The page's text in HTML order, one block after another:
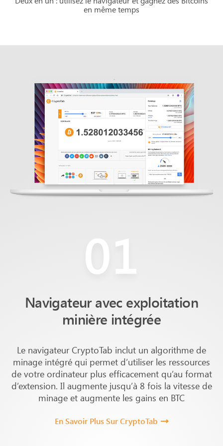
en même temps
01
Navigateur avec exploitation
minière intégrée
Le navigateur CryptoTab inclut un algorithme de
minage intégré qui permet d’utiliser les ressources
de votre ordinateur plus efficacement qu’au format
d’extension. Il augmente jusqu’à 8 fois la vitesse de
minage et augmente les gains en BTC
En Savoir Plus Sur CryptoTab